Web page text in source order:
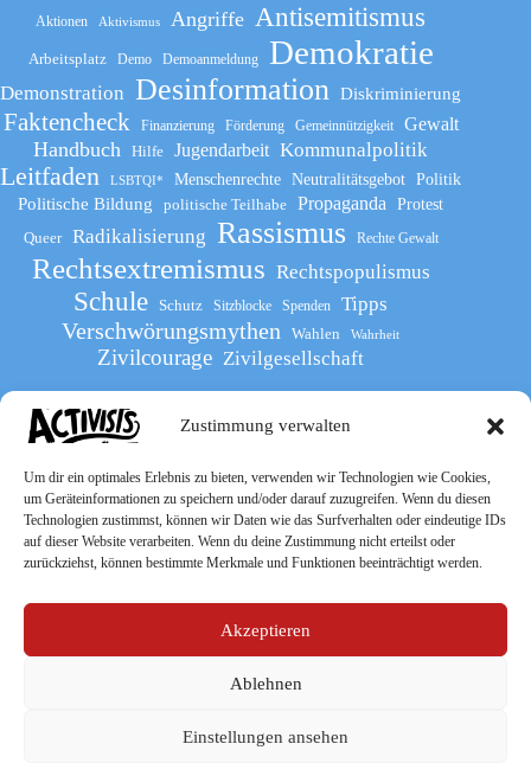
Zustimmung verwalten
Um dir ein optimales Erlebnis zu bieten, verwenden wir Technologien wie Cookies,
um Geräteinformationen zu speichern und/oder darauf zuzugreifen. Wenn du diesen
Technologien zustimmst, können wir Daten wie das Surfverhalten oder eindeutige IDs
auf dieser Website verarbeiten. Wenn du deine Zustimmung nicht erteilst oder
zurückziehst, können bestimmte Merkmale und Funktionen beeinträchtigt werden.
Akzeptieren
Ablehnen
Einstellungen ansehen
Aktionen Aktivismus Angriffe Antisemitismus
Arbeitsplatz Demo Demoanmeldung Demokratie
Demonstration Desinformation Diskriminierung
Faktencheck Finanzierung Förderung Gemeinnützigkeit Gewalt
Handbuch Hilfe Jugendarbeit Kommunalpolitik
Leitfaden LSBTQI* Menschenrechte Neutralitätsgebot Politik
Politische Bildung politische Teilhabe Propaganda
Protest
Queer
Radikalisierung Rassismus Rechte Gewalt
Rechtsextremismus Rechtspopulismus
Schule Schutz Sitzblocke Spenden Tipps
Verschwörungsmythen Wahlen Wahrheit
Zivilcourage Zivilgesellschaft
Werde Teil des The Activists Guide